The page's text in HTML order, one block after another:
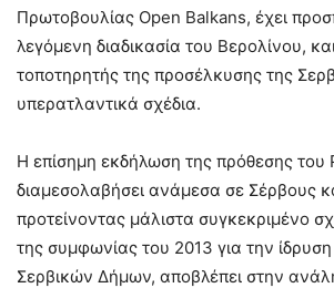
Πρωτοβουλίας Open Balkans, έχει
λεγόμενη διαδικασία του Βερολίνου,
τοποτηρητής της προσέλκυσης της
υπερατλαντικά σχέδια.
Η επίσημη εκδήλωση της πρόθεσης
διαμεσολαβήσει ανάμεσα σε Σέρβους
προτείνοντας μάλιστα συγκεκριμένο
της συμφωνίας του 2013 για την
Σερβικών Δήμων, αποβλέπει στην